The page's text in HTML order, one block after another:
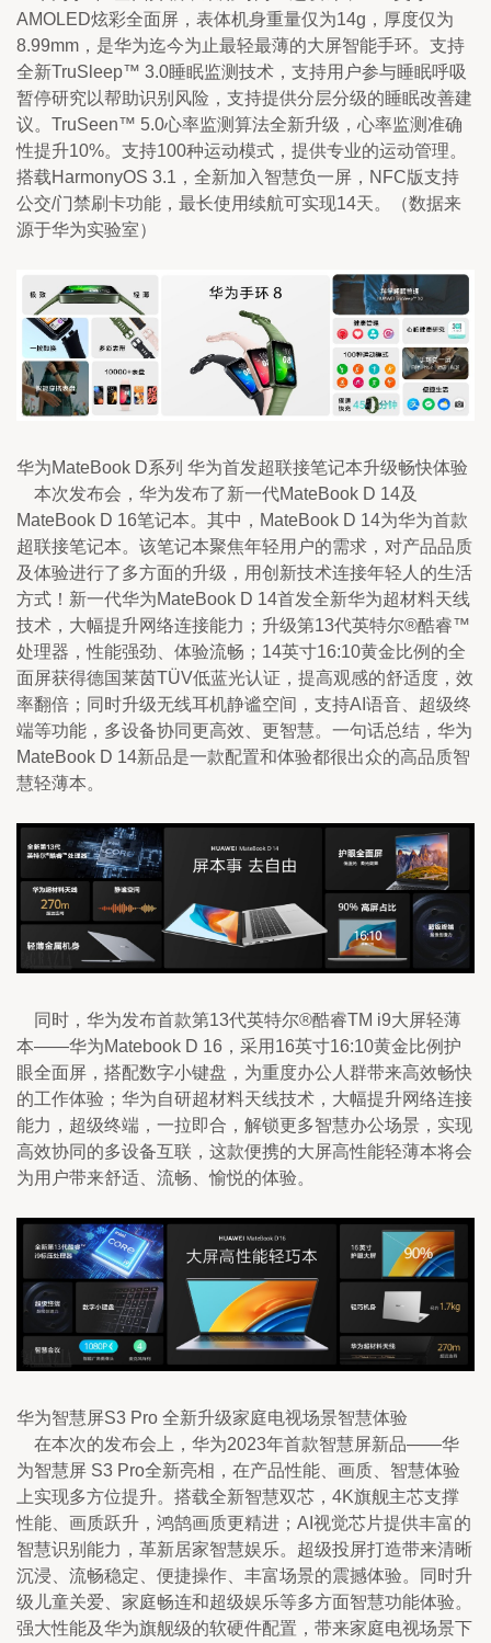
AMOLED炫彩全面屏，表体机身重量仅为14g，厚度仅为
8.99mm，是华为迄今为止最轻最薄的大屏智能手环。支持
全新TruSleep™ 3.0睡眠监测技术，支持用户参与睡眠呼吸
暂停研究以帮助识别风险，支持提供分层分级的睡眠改善建
议。TruSeen™ 5.0心率监测算法全新升级，心率监测准确
性提升10%。支持100种运动模式，提供专业的运动管理。
搭载HarmonyOS 3.1，全新加入智慧负一屏，NFC版支持
公交/门禁刷卡功能，最长使用续航可实现14天。（数据来
源于华为实验室）
华为MateBook D系列 华为首发超联接笔记本升级畅快体验
本次发布会，华为发布了新一代MateBook D 14及
MateBook D 16笔记本。其中，MateBook D 14为华为首款
超联接笔记本。该笔记本聚焦年轻用户的需求，对产品品质
及体验进行了多方面的升级，用创新技术连接年轻人的生活
方式！新一代华为MateBook D 14首发全新华为超材料天线
技术，大幅提升网络连接能力；升级第13代英特尔®酷睿™
处理器，性能强劲、体验流畅；14英寸16:10黄金比例的全
面屏获得德国莱茵TÜV低蓝光认证，提高观感的舒适度，效
率翻倍；同时升级无线耳机静谧空间，支持AI语音、超级终
端等功能，多设备协同更高效、更智慧。一句话总结，华为
MateBook D 14新品是一款配置和体验都很出众的高品质智
慧轻薄本。
同时，华为发布首款第13代英特尔®酷睿TM i9大屏轻薄
本——华为Matebook D 16，采用16英寸16:10黄金比例护
眼全面屏，搭配数字小键盘，为重度办公人群带来高效畅快
的工作体验；华为自研超材料天线技术，大幅提升网络连接
能力，超级终端，一拉即合，解锁更多智慧办公场景，实现
高效协同的多设备互联，这款便携的大屏高性能轻薄本将会
为用户带来舒适、流畅、愉悦的体验。
华为智慧屏S3 Pro 全新升级家庭电视场景智慧体验
在本次的发布会上，华为2023年首款智慧屏新品——华
为智慧屏 S3 Pro全新亮相，在产品性能、画质、智慧体验
上实现多方位提升。搭载全新智慧双芯，4K旗舰主芯支撑
性能、画质跃升，鸿鹄画质更精进；AI视觉芯片提供丰富的
智慧识别能力，革新居家智慧娱乐。超级投屏打造带来清晰
沉浸、流畅稳定、便捷操作、丰富场景的震撼体验。同时升
级儿童关爱、家庭畅连和超级娱乐等多方面智慧功能体验。
强大性能及华为旗舰级的软硬件配置，带来家庭电视场景下